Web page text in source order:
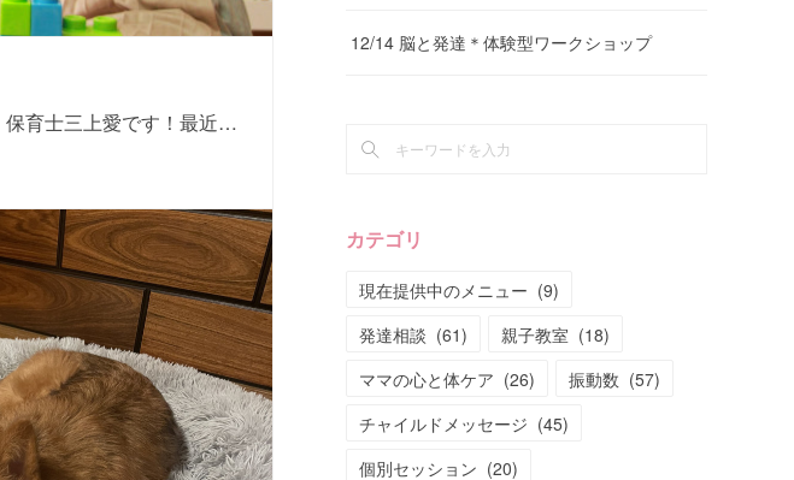
保育士三上愛です！最近…
12/14 脳と発達＊体験型ワークショップ
カテゴリ
現在提供中のメニュー (9)
発達相談 (61) 親子教室 (18)
ママの心と体ケア (26) 振動数 (57)
チャイルドメッセージ (45)
個別セッション (20)